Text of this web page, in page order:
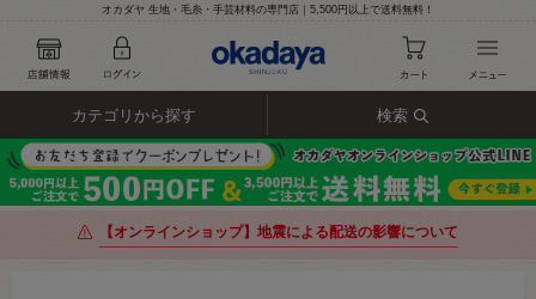
オカダヤ 生地・毛糸・手芸材料の専門店｜5,500円以上で送料無料！
カテゴリから探す 検索
【オンラインショップ】地震による配送の影響について